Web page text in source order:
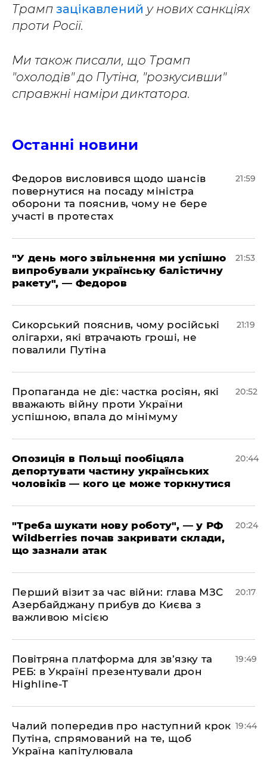
Трамп зацікавлений у нових санкціях
проти Росії.
Ми також писали, що Трамп
"охолодів" до Путіна, "розкусивши"
справжні наміри диктатора.
Останні новини
​Федоров висловився щодо шансів
повернутися на посаду міністра
оборони та пояснив, чому не бере
участі в протестах
21:59
​"У день мого звільнення ми успішно
випробували українську балістичну
ракету", — Федоров
21:53
​Сикорський пояснив, чому російські
олігархи, які втрачають гроші, не
повалили Путіна
21:19
​Пропаганда не діє: частка росіян, які
вважають війну проти України
успішною, впала до мінімуму
20:52
​Опозиція в Польщі пообіцяла
депортувати частину українських
чоловіків — кого це може торкнутися
20:44
​"Треба шукати нову роботу", — у РФ
Wildberries почав закривати склади,
що зазнали атак
20:24
​Перший візит за час війни: глава МЗС
Азербайджану прибув до Києва з
важливою місією
20:17
​Повітряна платформа для зв’язку та
РЕБ: в Україні презентували дрон
Highline-T
19:49
​Чалий попередив про наступний крок
Путіна, спрямований на те, щоб
Україна капітулювала
19:44